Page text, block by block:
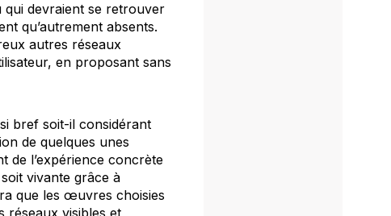
qui devraient se retrouver
qu’autrement absents.
autres réseaux
en proposant sans
bref soit-il considérant
de quelques unes
de l’expérience concrète
vivante grâce à
que les œuvres choisies